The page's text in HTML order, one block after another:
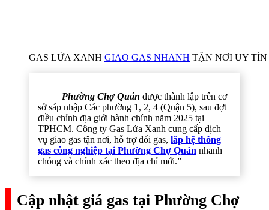
GAS LỬA XANH GIAO GAS NHANH TẬN NƠI UY
Phường Chợ Quán được thành lập trên cơ
sở sáp nhập Các phường 1, 2, 4 (Quận 5), sau đợt
điều chỉnh địa giới hành chính năm 2025 tại
TPHCM. Công ty Gas Lửa Xanh cung cấp dịch
vụ giao gas tận nơi, hỗ trợ đổi gas, lắp hệ thống
gas công nghiệp tại Phường Chợ Quán nhanh
chóng và chính xác theo địa chỉ mới.”
Cập nhật giá gas tại Phường Chợ